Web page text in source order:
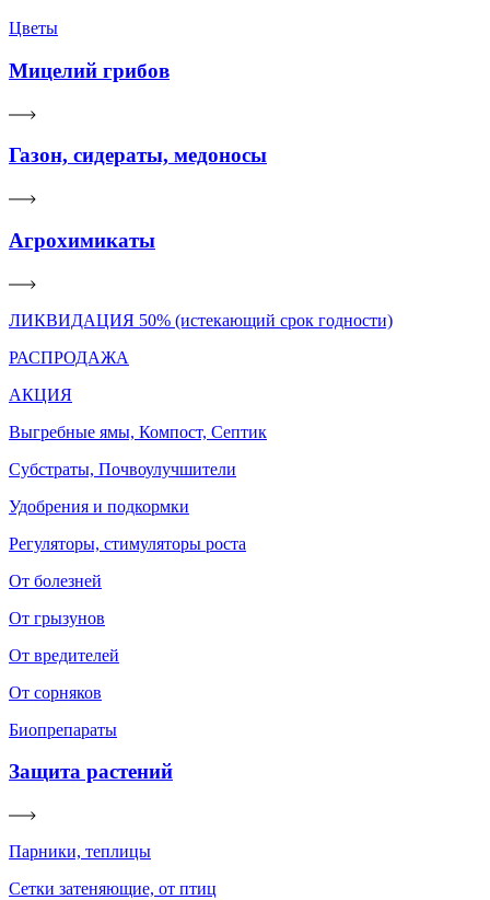
Цветы
Мицелий грибов
Газон, сидераты, медоносы
Агрохимикаты
ЛИКВИДАЦИЯ 50% (истекающий срок годности)
РАСПРОДАЖА
АКЦИЯ
Выгребные ямы, Компост, Септик
Субстраты, Почвоулучшители
Удобрения и подкормки
Регуляторы, стимуляторы роста
От болезней
От грызунов
От вредителей
От сорняков
Биопрепараты
Защита растений
Парники, теплицы
Сетки затеняющие, от птиц